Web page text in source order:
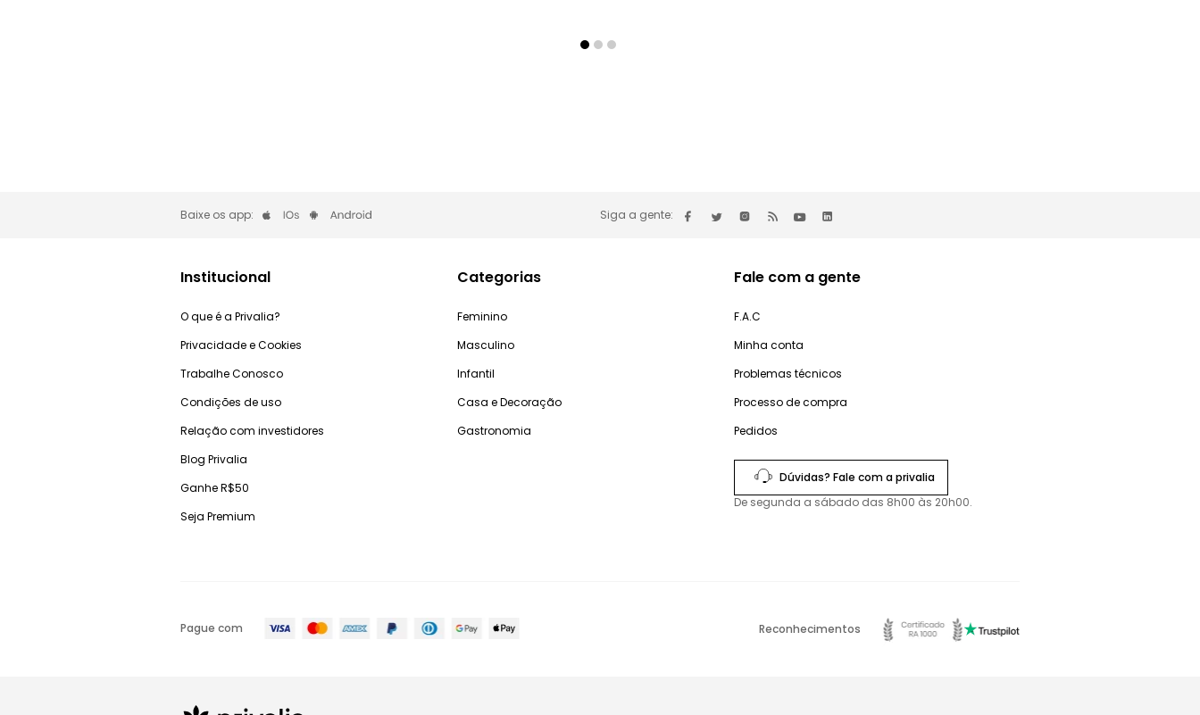
Baixe os app: Siga a gente:
Institucional
O que é a Privalia?
Privacidade e Cookies
Trabalhe Conosco
Condições de uso
Relação com investidores
Blog Privalia
Ganhe R$50
Seja Premium
Categorias
Feminino
Masculino
Infantil
Casa e Decoração
Gastronomia
Fale com a gente
F.A.C
Minha conta
Problemas técnicos
Processo de compra
Pedidos
Dúvidas? Fale com a privalia
De segunda a sábado das 8h00 às 20h00.
Pague com Reconhecimentos